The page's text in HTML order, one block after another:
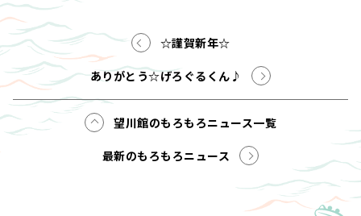
☆謹賀新年☆
ありがとう☆げろぐるくん♪
望川館のもろもろニュース一覧
最新のもろもろニュース